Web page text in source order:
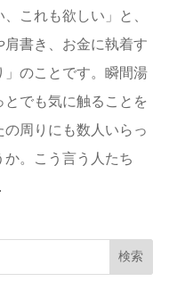
これも欲しい」と、
肩書き、お金に執着す
」のことです。瞬間湯
でも気に触ることを
周りにも数人いらっ
か。こう言う人たち
検索